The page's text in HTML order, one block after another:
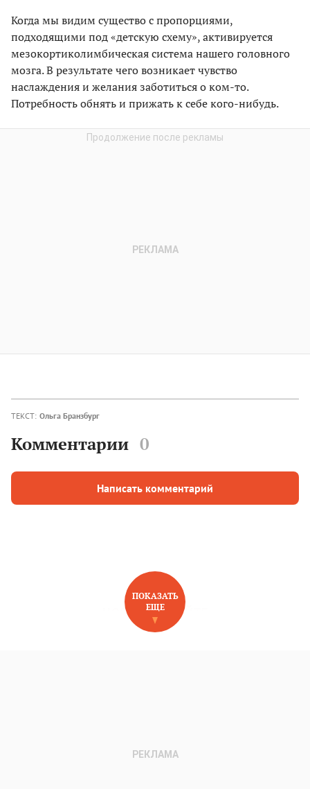
Когда мы видим существо с пропорциями,
подходящими под «детскую схему», активируется
мезокортиколимбическая система нашего головного
мозга. В результате чего возникает чувство
наслаждения и желания заботиться о ком-то.
Потребность обнять и прижать к себе кого-нибудь.
ТЕКСТ: Ольга Бранзбург
Комментарии 0
Написать комментарий
НОВОЕ НА САЙТЕ
ПОКАЗАТЬ
ЕЩЕ